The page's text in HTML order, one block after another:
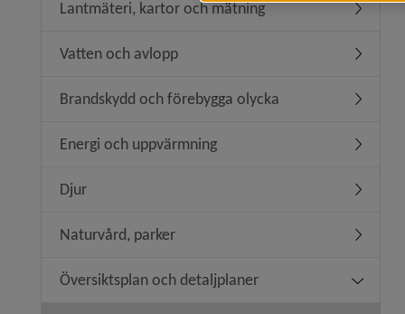
Lantmäteri, kartor och mätning
Vatten och avlopp
Brandskydd och förebygga olycka
Energi och uppvärmning
Djur
Naturvård, parker
Översiktsplan och detaljplaner